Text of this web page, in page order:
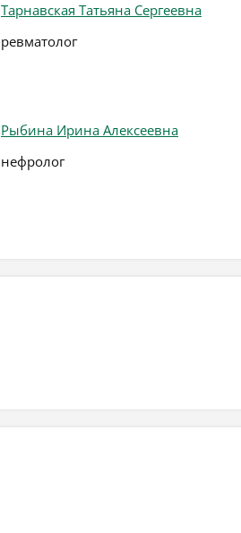
Тарнавская Татьяна Сергеевна
ревматолог
Рыбина Ирина Алексеевна
нефролог